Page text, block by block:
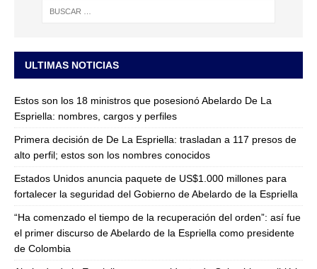
ULTIMAS NOTICIAS
Estos son los 18 ministros que posesionó Abelardo De La
Espriella: nombres, cargos y perfiles
Primera decisión de De La Espriella: trasladan a 117 presos de
alto perfil; estos son los nombres conocidos
Estados Unidos anuncia paquete de US$1.000 millones para
fortalecer la seguridad del Gobierno de Abelardo de la Espriella
“Ha comenzado el tiempo de la recuperación del orden”: así fue
el primer discurso de Abelardo de la Espriella como presidente
de Colombia